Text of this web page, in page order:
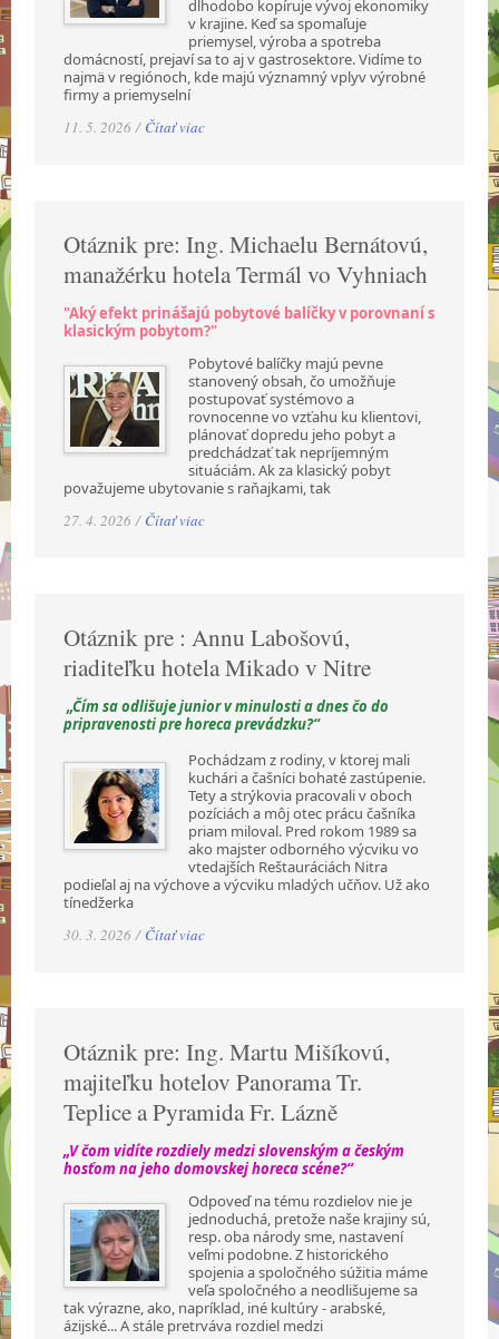
dlhodobo kopíruje vývoj ekonomiky
v krajine. Keď sa spomaľuje
priemysel, výroba a spotreba
domácností, prejaví sa to aj v gastrosektore. Vidíme to
najmä v regiónoch, kde majú významný vplyv výrobné
firmy a priemyselní
11. 5. 2026 / Čítať viac
Otáznik pre: Ing. Michaelu Bernátovú,
manažérku hotela Termál vo Vyhniach
"Aký efekt prinášajú pobytové balíčky v porovnaní s
klasickým pobytom?"
Pobytové balíčky majú pevne
stanovený obsah, čo umožňuje
postupovať systémovo a
rovnocenne vo vzťahu ku klientovi,
plánovať dopredu jeho pobyt a
predchádzať tak nepríjemným
situáciám. Ak za klasický pobyt
považujeme ubytovanie s raňajkami, tak
27. 4. 2026 / Čítať viac
Otáznik pre : Annu Labošovú,
riaditeľku hotela Mikado v Nitre
„Čím sa odlišuje junior v minulosti a dnes čo do
pripravenosti pre horeca prevádzku?“
Pochádzam z rodiny, v ktorej mali
kuchári a čašníci bohaté zastúpenie.
Tety a strýkovia pracovali v oboch
pozíciách a môj otec prácu čašníka
priam miloval. Pred rokom 1989 sa
ako majster odborného výcviku vo
vtedajších Reštauráciách Nitra
podieľal aj na výchove a výcviku mladých učňov. Už ako
tínedžerka
30. 3. 2026 / Čítať viac
Otáznik pre: Ing. Martu Mišíkovú,
majiteľku hotelov Panorama Tr.
Teplice a Pyramida Fr. Lázně
„V čom vidíte rozdiely medzi slovenským a českým
hosťom na jeho domovskej horeca scéne?“
Odpoveď na tému rozdielov nie je
jednoduchá, pretože naše krajiny sú,
resp. oba národy sme, nastavení
veľmi podobne. Z historického
spojenia a spoločného súžitia máme
veľa spoločného a neodlišujeme sa
tak výrazne, ako, napríklad, iné kultúry - arabské,
ázijské... A stále pretrváva rozdiel medzi